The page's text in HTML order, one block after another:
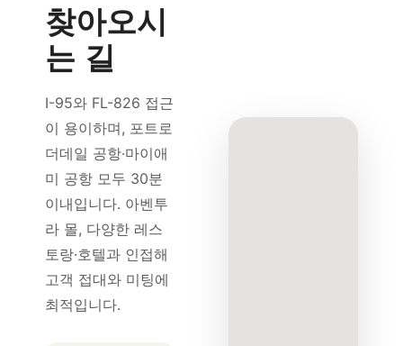
찾아오시
는 길
I-95와 FL-826 접근
이 용이하며, 포트로
더데일 공항·마이애
미 공항 모두 30분
이내입니다. 아벤투
라 몰, 다양한 레스
토랑·호텔과 인접해
고객 접대와 미팅에
최적입니다.